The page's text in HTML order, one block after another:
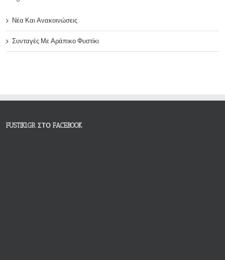
Νέα Και Ανακοινώσεις
Συνταγές Με Αράπικο Φυστίκι
FUSTIKI.GR ΣΤΟ FACEBOOK